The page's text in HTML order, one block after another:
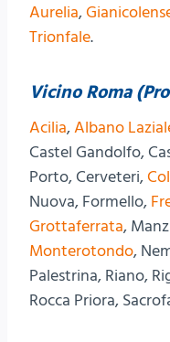
Aurelia,
Trionfale.
Vicino Roma
Acilia,Albano
Castel Gandolfo,
Porto, Cerveteri,
Nuova, Formello,
Grottaferrata,
Monterotondo,
Palestrina, Riano,
Rocca Priora,